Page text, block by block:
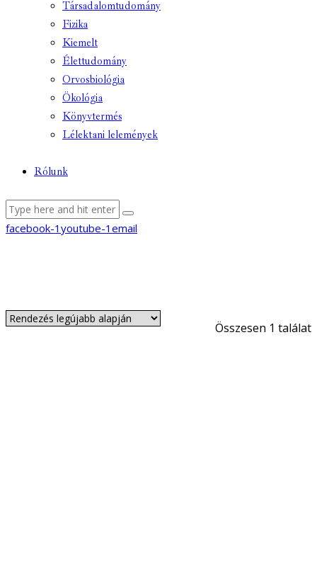
Társadalomtudomány
Fizika
Kiemelt
Élettudomány
Orvosbiológia
Ökológia
Könyvtermés
Lélektani lelemények
Rólunk
facebook-1 youtube-1 email
Összesen 1 találat